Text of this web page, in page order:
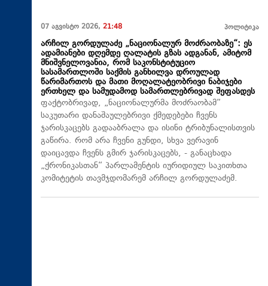
07 აგვისტო 2026, 21:48 პოლიტიკა
არჩილ გორდულაძე „ნაციონალურ მოძრაობაზე“: ეს
ადამიანები დღემდე ღალატის გზას ადგანან, ამიტომ
მნიშვნელოვანია, რომ საკონსტიტუციო
სასამართლოში საქმის განხილვა დროულად
წარიმართოს და მათი მოღალატეობრივი ნაბიჯები
ერთხელ და სამუდამოდ სამართლებრივად შეფასდეს
ფაქტობრივად, „ნაციონალურმა მოძრაობამ“
საკუთარი დანაშაულებრივი ქმედებები ჩვენს
ჯარისკაცებს გადააბრალა და ისინი ტრიბუნალისთვის
გაწირა. რომ არა ჩვენი გუნდი, სხვა ვერავინ
დაიცავდა ჩვენს გმირ ჯარისკაცებს, - განაცხადა
„ქრონიკასთან“ პარლამენტის იურიდიულ საკითხთა
კომიტეტის თავმჯდომარემ არჩილ გორდულაძემ.